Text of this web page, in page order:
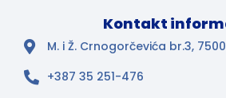
Kontakt
M. i Ž. Crnogorčevića br.3,
+387 35 251-476